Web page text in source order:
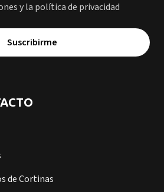
y la política de privacidad
Suscribirme
de Cortinas